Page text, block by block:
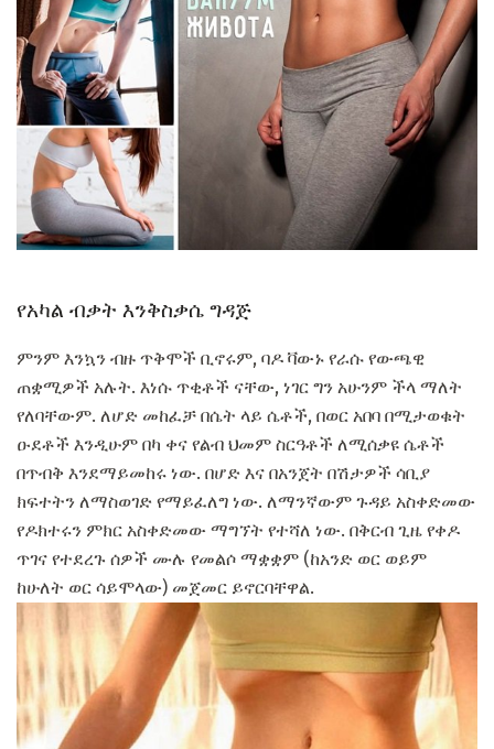
የአካል ብቃት እንቅስቃሴ ግዳጅ
ምንም እንኳን ብዙ ጥቅሞች ቢኖሩም, ባዶ ቫውኑ የራሱ የውጫዊ
ጠቋሚዎች አሉት. እነሱ ጥቂቶች ናቸው, ነገር ግን አሁንም ችላ ማለት
የለባቸውም. ለሆድ መከፈቻ በሴት ላይ ሴቶች, በወር አበባ በሚታወቁት
ዑደቶች እንዲሁም በካ ቀና የልብ ህመም ስርዓቶች ለሚሰቃዩ ሴቶች
በጥብቅ እንደማይመከሩ ነው. በሆድ እና በአንጀት በሽታዎች ሳቢያ
ክፍተትን ለማስወገድ የማይፈለግ ነው. ለማንኛውም ጉዳይ አስቀድመው
የዶክተሩን ምክር አስቀድመው ማግኘት የተሻለ ነው. በቅርብ ጊዜ የቀዶ
ጥገና የተደረጉ ሰዎች ሙሉ የመልሶ ማቋቋም (ከአንድ ወር ወይም
ከሁለት ወር ሳይሞላው) መጀመር ይኖርባቸዋል.